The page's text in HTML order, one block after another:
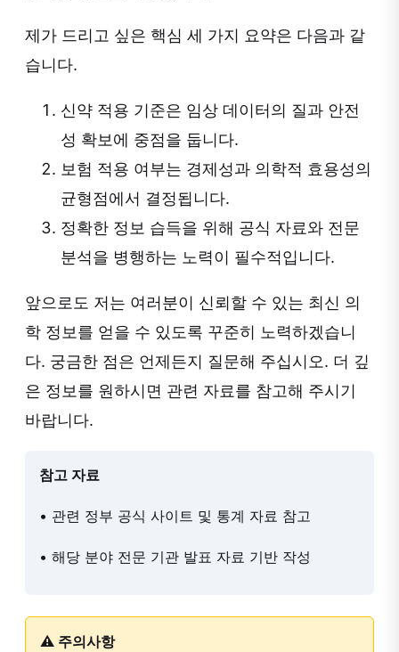
제가 드리고 싶은 핵심 세 가지 요약은 다음과 같
습니다.
신약 적용 기준은 임상 데이터의 질과 안전
성 확보에 중점을 둡니다.
보험 적용 여부는 경제성과 의학적 효용성의
균형점에서 결정됩니다.
정확한 정보 습득을 위해 공식 자료와 전문
분석을 병행하는 노력이 필수적입니다.
앞으로도 저는 여러분이 신뢰할 수 있는 최신 의
학 정보를 얻을 수 있도록 꾸준히 노력하겠습니
다. 궁금한 점은 언제든지 질문해 주십시오. 더 깊
은 정보를 원하시면 관련 자료를 참고해 주시기
바랍니다.
참고 자료
• 관련 정부 공식 사이트 및 통계 자료 참고
• 해당 분야 전문 기관 발표 자료 기반 작성
⚠️ 주의사항